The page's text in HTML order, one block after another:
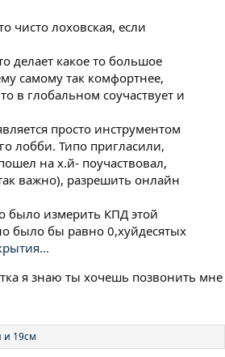
чисто лоховская, если
делает какое то большое
самому так комфортнее,
в глобальном соучаствует и
просто инструментом
лобби. Типо пригласили,
на х.й- поучаствовал,
важно), разрешить онлайн
было измерить КПД этой
было бы равно 0,хyйдесятых
я знаю ты хочешь позвонить мне
и 19см